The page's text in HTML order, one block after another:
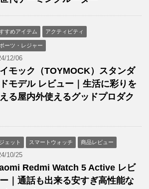
すめアイテム アクティビティ
ーツ・レジャー
12/06
イモック（TOYMOCK）スタンダ
モデル レビュー｜生活に彩りを
る屋内外使えるグッドプロダク
ェット スマートウォッチ 商品レビュー
10/25
Redmi Watch 5 Active レビ
｜通話も出来る安すぎ高性能な